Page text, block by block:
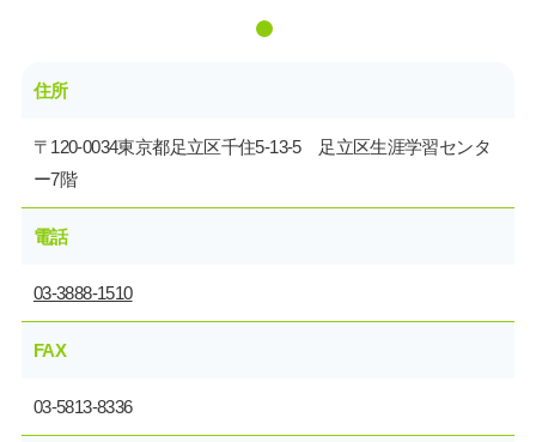
住所
〒120-0034東京都足立区千住5-13-5 足立区生涯学習センタ
ー7階
電話
03-3888-1510
FAX
03-5813-8336